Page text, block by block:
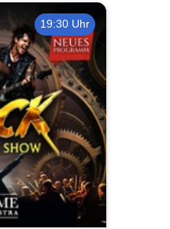
19:30 Uhr